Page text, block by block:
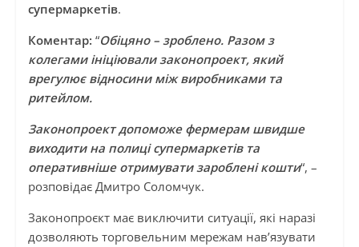
супермаркетів.
Коментар: “Обіцяно – зроблено. Разом з
колегами ініціювали законопроект, який
врегулює відносини між виробниками та
ритейлом.
Законопроект допоможе фермерам швидше
виходити на полиці супермаркетів та
оперативніше отримувати зароблені кошти“, –
розповідає Дмитро Соломчук.
Законопроєкт має виключити ситуації, які наразі
дозволяють торговельним мережам нав’язувати